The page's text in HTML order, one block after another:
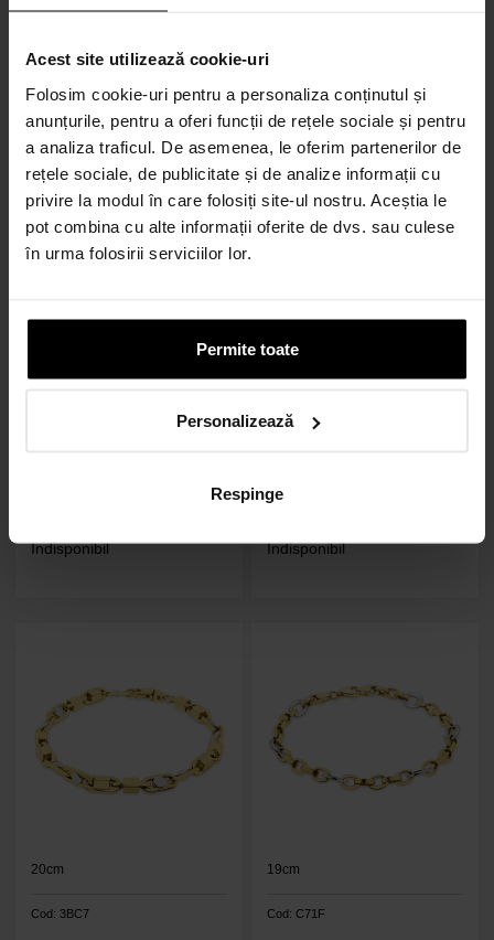
Acest site utilizează cookie-uri
Folosim cookie-uri pentru a personaliza conținutul și
anunțurile, pentru a oferi funcții de rețele sociale și pentru
a analiza traficul. De asemenea, le oferim partenerilor de
rețele sociale, de publicitate și de analize informații cu
privire la modul în care folosiți site-ul nostru. Aceștia le
pot combina cu alte informații oferite de dvs. sau culese
în urma folosirii serviciilor lor.
Permite toate
Personalizează
Respinge
Brățară din aur alb de 14K
Indisponibil
21cm
Indisponibil
21.5cm
Brățară fixă din aur alb de 14K
Indisponibil
20cm
Cod: 3BC7
19cm
Cod: C71F